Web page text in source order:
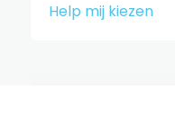
Help mij kiezen